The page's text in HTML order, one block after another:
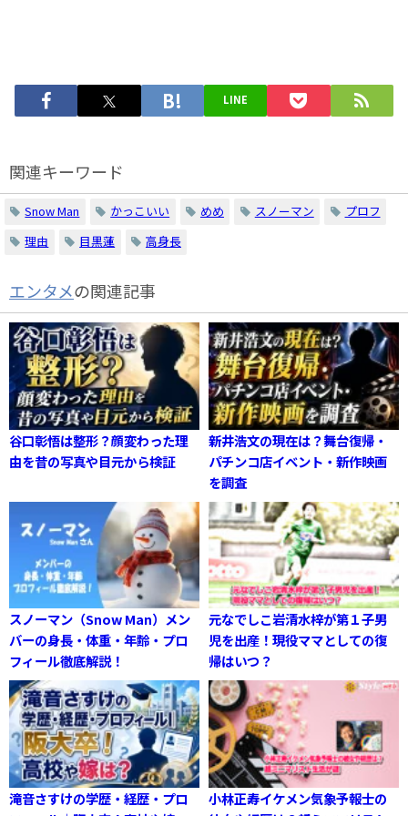
LINE
関連キーワード
Snow Man かっこいい めめ スノーマン
プロフ
理由
目黒蓮 高身長
エンタメの関連記事
谷口彰悟は整形？顔変わった理
由を昔の写真や目元から検証
新井浩文の現在は？舞台復帰・
パチンコ店イベント・新作映画
を調査
スノーマン（Snow Man）メン
バーの身長・体重・年齢・プロ
フィール徹底解説！
元なでしこ岩清水梓が第１子男
児を出産！現役ママとしての復
帰はいつ？
滝音さすけの学歴・経歴・プロ
小林正寿イケメン気象予報士の